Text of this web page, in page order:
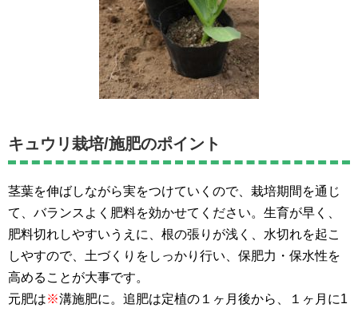
キュウリ栽培/施肥のポイント
茎葉を伸ばしながら実をつけていくので、栽培期間を通じ
て、バランスよく肥料を効かせてください。生育が早く、
肥料切れしやすいうえに、根の張りが浅く、水切れを起こ
しやすので、土づくりをしっかり行い、保肥力・保水性を
高めることが大事です。
元肥は※溝施肥に。追肥は定植の１ヶ月後から、１ヶ月に1